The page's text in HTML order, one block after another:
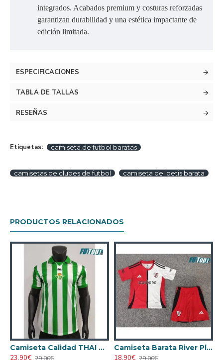
integrados. Acabados premium y costuras reforzadas
garantizan durabilidad y una estética impactante de
edición limitada.
ESPECIFICACIONES
TABLA DE TALLAS
RESEÑAS
Etiquetas: camiseta de futbol baratas
camisetas de clubes de futbol camiseta del betis barata
PRODUCTOS RELACIONADOS
Camiseta Calidad THAI Real Betis Local 1999/00 Vintage
23.90€ 29.00€
Camiseta Barata River Plate Third 2025/26 Niño
18.90€ 29.00€